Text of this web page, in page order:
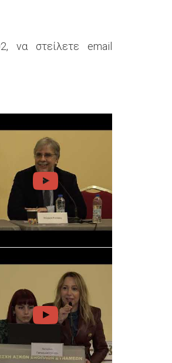
να στείλετε email